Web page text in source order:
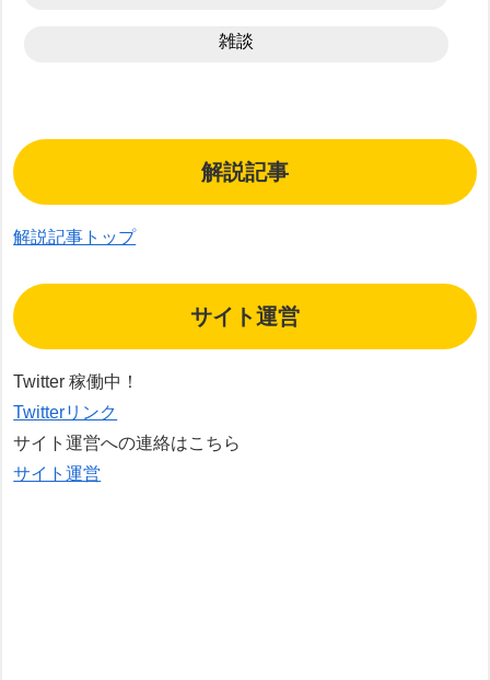
雑談
解説記事
解説記事トップ
サイト運営
Twitter 稼働中！
Twitterリンク
サイト運営への連絡はこちら
サイト運営